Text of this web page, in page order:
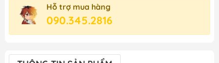
Hỗ trợ mua hàng
090.345.2816